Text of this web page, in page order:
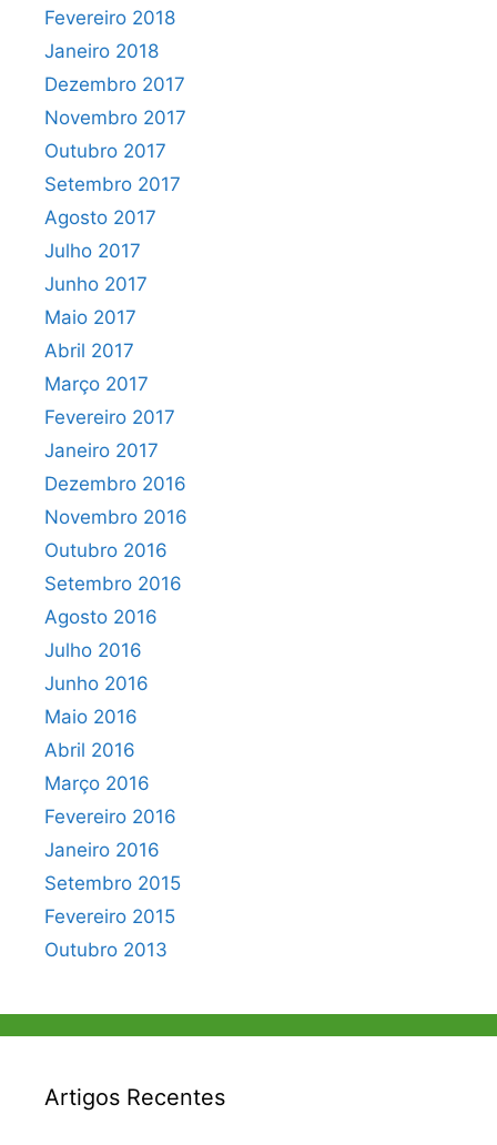
Fevereiro 2018
Janeiro 2018
Dezembro 2017
Novembro 2017
Outubro 2017
Setembro 2017
Agosto 2017
Julho 2017
Junho 2017
Maio 2017
Abril 2017
Março 2017
Fevereiro 2017
Janeiro 2017
Dezembro 2016
Novembro 2016
Outubro 2016
Setembro 2016
Agosto 2016
Julho 2016
Junho 2016
Maio 2016
Abril 2016
Março 2016
Fevereiro 2016
Janeiro 2016
Setembro 2015
Fevereiro 2015
Outubro 2013
Artigos Recentes